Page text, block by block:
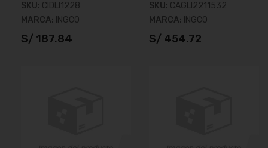
SKU: CIDLI1228
MARCA: INGCO
S/ 187.84
SKU: CAGLI2211532
MARCA: INGCO
S/ 454.72